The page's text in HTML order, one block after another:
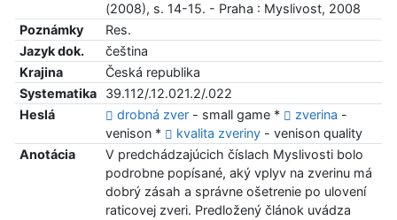
(2008), s. 14-15. - Praha : Myslivost, 2008
Poznámky
Res.
Jazyk dok.
čeština
Krajina
Česká republika
Systematika
39.112/.12.021.2/.022
Heslá
drobná zver- small game * zverina -
venison *
kvalita zveriny- venison quality
Anotácia
V predchádzajúcich číslach Myslivosti bolo
podrobne popísané, aký vplyv na zverinu má
dobrý zásah a správne ošetrenie po ulovení
raticovej zveri. Predložený článok uvádza